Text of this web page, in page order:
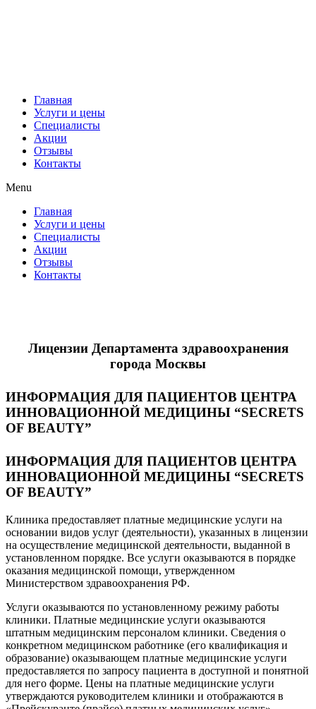
Главная
Услуги и цены
Специалисты
Акции
Отзывы
Контакты
Menu
Главная
Услуги и цены
Специалисты
Акции
Отзывы
Контакты
Лицензии Департамента здравоохранения
города Москвы
ИНФОРМАЦИЯ ДЛЯ ПАЦИЕНТОВ ЦЕНТРА
ИННОВАЦИОННОЙ МЕДИЦИНЫ “SECRETS
OF BEAUTY”
ИНФОРМАЦИЯ ДЛЯ ПАЦИЕНТОВ ЦЕНТРА
ИННОВАЦИОННОЙ МЕДИЦИНЫ “SECRETS
OF BEAUTY”
Клиника предоставляет платные медицинские услуги на
основании видов услуг (деятельности), указанных в лицензии
на осуществление медицинской деятельности, выданной в
установленном порядке. Все услуги оказываются в порядке
оказания медицинской помощи, утвержденном
Министерством здравоохранения РФ.
Услуги оказываются по установленному режиму работы
клиники. Платные медицинские услуги оказываются
штатным медицинским персоналом клиники. Сведения о
конкретном медицинском работнике (его квалификация и
образование) оказывающем платные медицинские услуги
предоставляется по запросу пациента в доступной и понятной
для него форме. Цены на платные медицинские услуги
утверждаются руководителем клиники и отображаются в